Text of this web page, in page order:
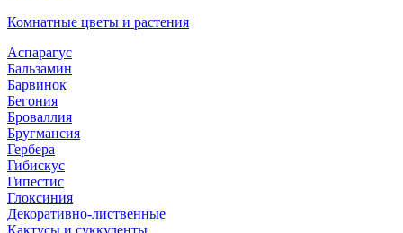
Комнатные цветы и растения
Аспарагус
Бальзамин
Барвинок
Бегония
Броваллия
Бругмансия
Гербера
Гибискус
Гипестис
Глоксиния
Декоративно-лиственные
Кактусы и суккуленты